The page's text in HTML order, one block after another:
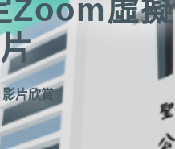
Zoom虛擬
影片欣賞